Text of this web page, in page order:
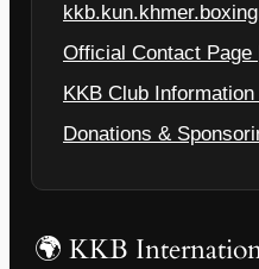
Official Contact Page
KKB Club Information
Donations &
🌍 KKB